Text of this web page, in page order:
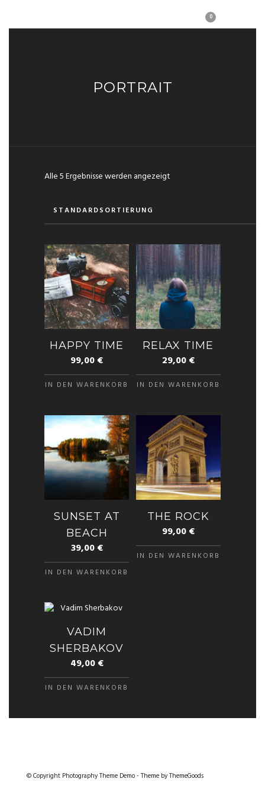
0
PORTRAIT
Alle 5 Ergebnisse werden angezeigt
HAPPY TIME
99,00€
IN DEN WARENKORB
RELAX TIME
29,00€
IN DEN WARENKORB
SUNSET AT
BEACH
39,00€
IN DEN WARENKORB
THE ROCK
99,00€
IN DEN WARENKORB
VADIM
SHERBAKOV
49,00€
IN DEN WARENKORB
© Copyright Photography Theme Demo - Theme by ThemeGoods